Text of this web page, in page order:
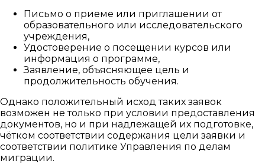
Письмо о приеме или приглашении от
образовательного или исследовательского
учреждения,
Удостоверение о посещении курсов или
информация о программе,
Заявление, объясняющее цель и
продолжительность обучения.
Однако положительный исход таких заявок
возможен не только при условии предоставления
документов, но и при надлежащей их подготовке,
чётком соответствии содержания цели заявки и
соответствии политике Управления по делам
миграции.